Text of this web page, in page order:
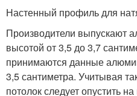
Настенный профиль для
Производители выпускают
высотой от 3,5 до 3,7
принимаются данные
3,5 сантиметра. Учитывая
потолок следует опустить